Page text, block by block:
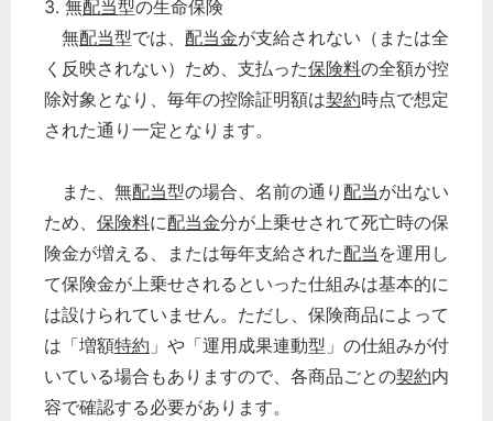
3. 無配当型の生命保険
無配当型では、 配当金が支給されない（または全
く反映されない）ため、支払った保険料の全額が控
除対象となり、毎年の控除証明額は契約時点で想定
された通り一定となります。
また、無配当型の場合、名前の通り 配当が出ない
ため、 保険料に配当金分が上乗せされて死亡時の保
険金が増える、または毎年支給された配当 を運用し
て保険金が上乗せされるといった仕組みは基本的に
は設けられていません。ただし、保険商品によって
は「増額特約 」や「運用成果連動型」の仕組みが付
いている場合もありますので、各商品ごとの契約内
容で確認する必要があります。